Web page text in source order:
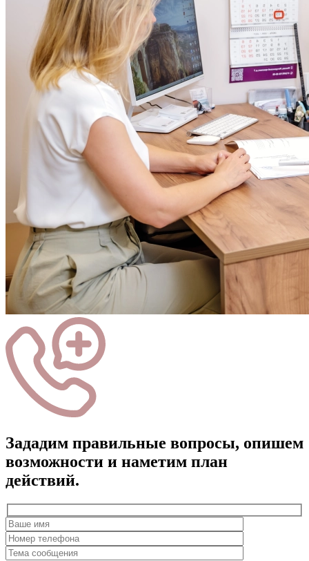
Зададим правильные вопросы, опишем
возможности и наметим план
действий.